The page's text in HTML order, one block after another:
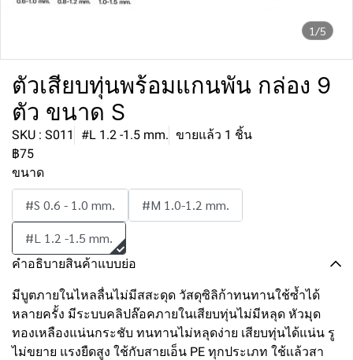
1/5
ตัวเสียบทุ่นพร้อมแกนพัน กล่อง 9
ตัว ขนาด S
SKU : S011 #L 1.2 -1.5 mm. ขายแล้ว 1 ชิ้น
฿75
ขนาด
#S 0.6 - 1.0 mm.
#M 1.0-1.2 mm.
#L 1.2 -1.5 mm.
คำอธิบายสินค้าแบบย่อ
มีบูตภายในไหลลื่นไม่มีสสะดุด วัสดุซิลิก้าทนทานใช้ซ้ำได้
หลายครั้ง มีระบบคลิปล๊อคภายในเสียบทุ่นไม่มีหลุด หัวมุด
ทองเหลืองแน่นกระชับ ทนทานไม่หลุดง่าย เสียบทุ่นได้แน่น รู
ไม่ขยาย แรงยืดสูง ใช้กับสายเอ็น PE ทุกประเภท ใช้เเล้วสา